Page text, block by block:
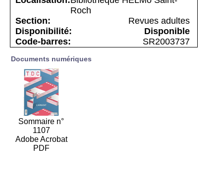
Roch
Revues adultes
Disponible
SR2003737
Documents numériques
Sommaire n°
1107
Adobe Acrobat
PDF